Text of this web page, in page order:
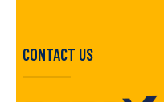
CONTACT US